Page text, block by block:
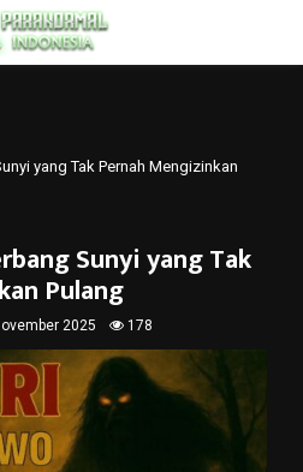
yang Tak Pernah Mengizinkan
Sunyi yang Tak
Pulang
2025 178